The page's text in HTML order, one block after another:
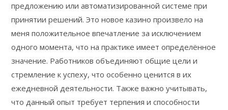
предложению или автоматизированной системе при
принятии решений.Это новое казино произвело на
меня положительное впечатление за исключением
одного момента, что на практике имеет определённое
значение. Работников объединяют общие цели и
стремление к успеху, что особенно ценится в их
ежедневной деятельности. Также важно учитывать,
что данный опыт требует терпения и способности